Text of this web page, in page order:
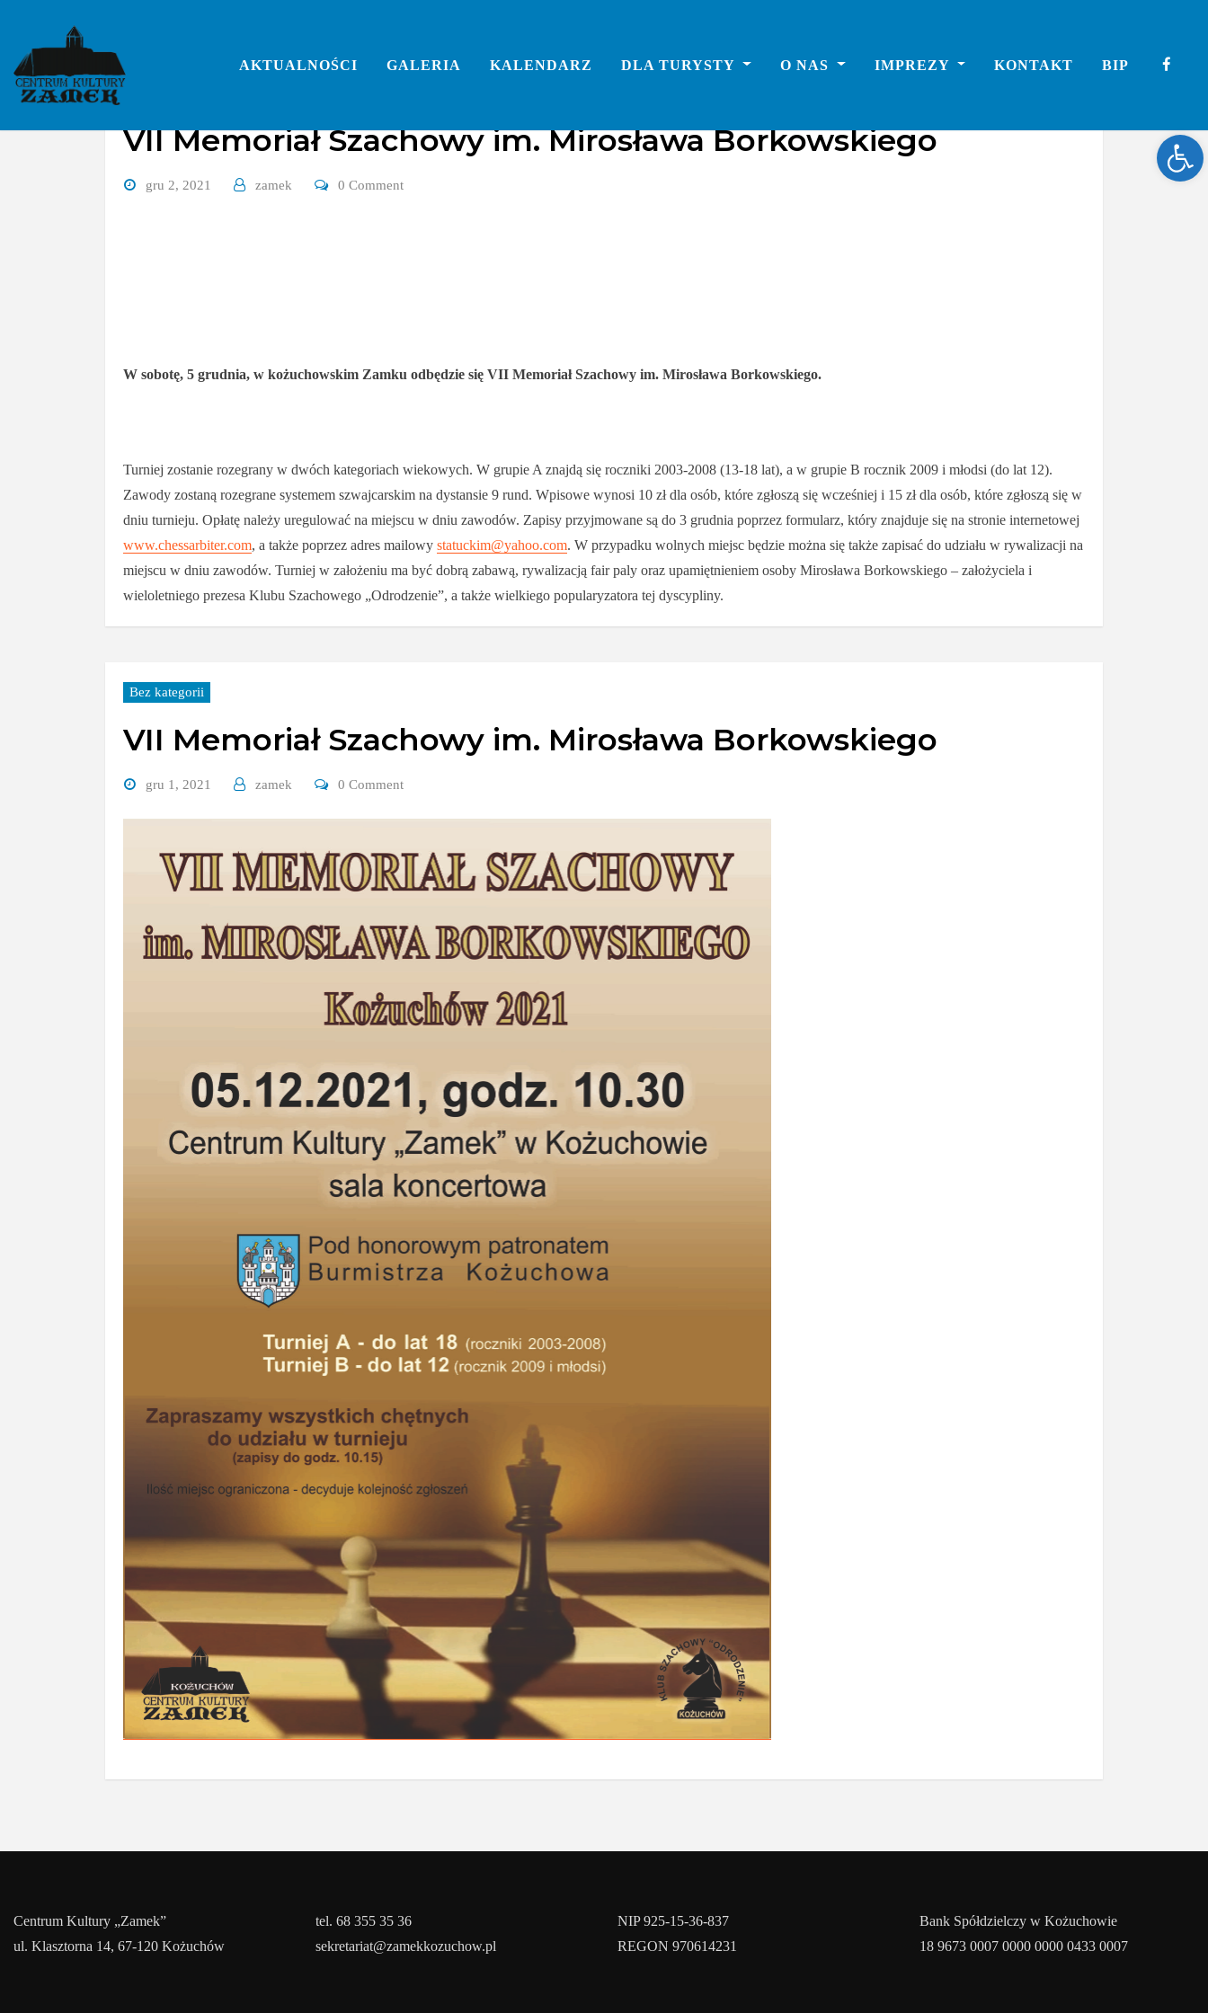
content
AKTUALNOŚCI GALERIA KALENDARZ DLA TURYSTY O NAS IMPREZY KONTAKT BIP
VII Memoriał Szachowy im. Mirosława Borkowskiego
gru 2, 2021 zamek 0 Comment
W sobotę, 5 grudnia, w kożuchowskim Zamku odbędzie się VII Memoriał Szachowy im. Mirosława Borkowskiego.
Turniej zostanie rozegrany w dwóch kategoriach wiekowych. W grupie A znajdą się roczniki 2003-2008 (13-18 lat), a w grupie B rocznik 2009 i młodsi (do lat 12).
Zawody zostaną rozegrane systemem szwajcarskim na dystansie 9 rund. Wpisowe wynosi 10 zł dla osób, które zgłoszą się wcześniej i 15 zł dla osób, które zgłoszą się w
dniu turnieju. Opłatę należy uregulować na miejscu w dniu zawodów. Zapisy przyjmowane są do 3 grudnia poprzez formularz, który znajduje się na stronie internetowej
www.chessarbiter.com, a także poprzez adres mailowy statuckim@yahoo.com. W przypadku wolnych miejsc będzie można się także zapisać do udziału w rywalizacji na
miejscu w dniu zawodów. Turniej w założeniu ma być dobrą zabawą, rywalizacją fair paly oraz upamiętnieniem osoby Mirosława Borkowskiego – założyciela i
wieloletniego prezesa Klubu Szachowego „Odrodzenie”, a także wielkiego popularyzatora tej dyscypliny.
Bez kategorii
VII Memoriał Szachowy im. Mirosława Borkowskiego
gru 1, 2021 zamek 0 Comment
Centrum Kultury „Zamek”
ul. Klasztorna 14, 67-120 Kożuchów
tel. 68 355 35 36
sekretariat@zamekkozuchow.pl
NIP 925-15-36-837
REGON 970614231
Bank Spółdzielczy w Kożuchowie
18 9673 0007 0000 0000 0433 0007